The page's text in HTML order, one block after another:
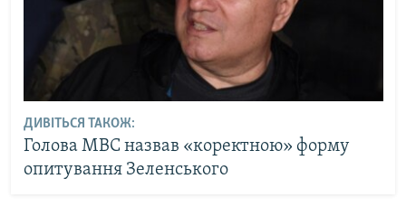
ДИВІТЬСЯ ТАКОЖ:
Голова МВС назвав «коректною» форму
опитування Зеленського